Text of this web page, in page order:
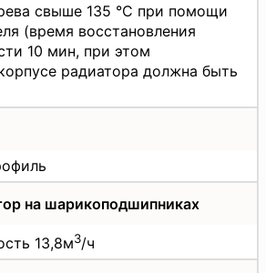
свыше 135 °C при помощи
(время восстановления
10 мин, при этом
радиатора должна быть
на шарикоподшипниках
13,8м3/ч